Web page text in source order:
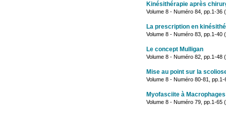
Kinésithérapie après
Volume 8 - Numéro 84, pp.1-36
La prescription en
Volume 8 - Numéro 83, pp.1-40
Le concept Mulligan
Volume 8 - Numéro 82, pp.1-48
Mise au point sur la
Volume 8 - Numéro 80-81,
Myofasciite à Macrophages
Volume 8 - Numéro 79, pp.1-65